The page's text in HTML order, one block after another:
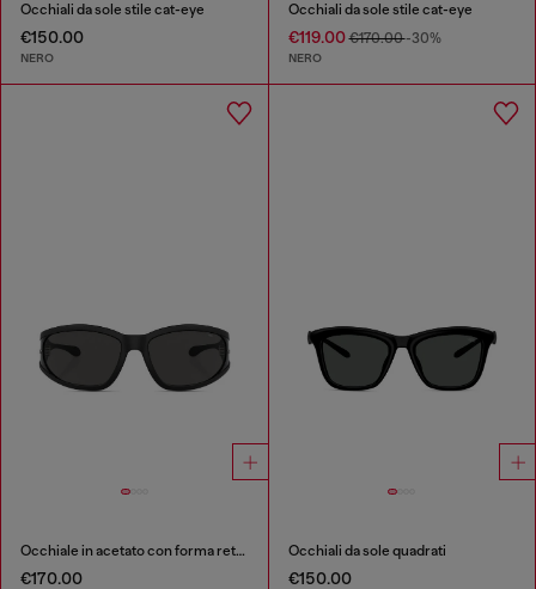
Occhiali da sole stile cat-eye
€150.00
NERO
Occhiali da sole stile cat-eye
€119.00€170.00-30%
NERO
Occhiale in acetato con forma rettangolare
€170.00
Occhiali da sole quadrati
€150.00